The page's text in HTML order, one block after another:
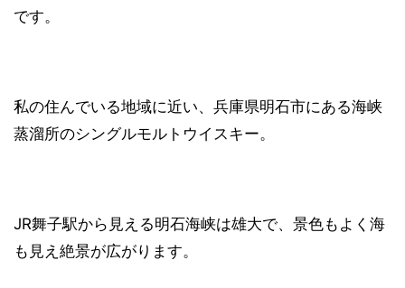
です。
私の住んでいる地域に近い、兵庫県明石市にある海峡
蒸溜所のシングルモルトウイスキー。
JR舞子駅から見える明石海峡は雄大で、景色もよく海
も見え絶景が広がります。